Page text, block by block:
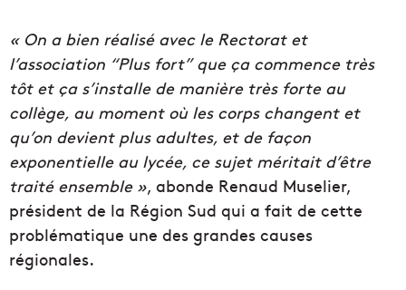
« On a bien réalisé avec le Rectorat et
l’association “Plus fort” que ça commence très
tôt et ça s’installe de manière très forte au
collège, au moment où les corps changent et
qu’on devient plus adultes, et de façon
exponentielle au lycée, ce sujet méritait d’être
traité ensemble », abonde Renaud Muselier,
président de la Région Sud qui a fait de cette
problématique une des grandes causes
régionales.